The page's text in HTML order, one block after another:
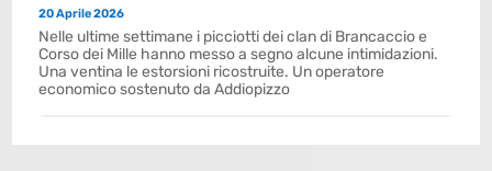
20 Aprile 2026
Nelle ultime settimane i picciotti dei clan di Brancaccio e
Corso dei Mille hanno messo a segno alcune intimidazioni.
Una ventina le estorsioni ricostruite. Un operatore
economico sostenuto da Addiopizzo